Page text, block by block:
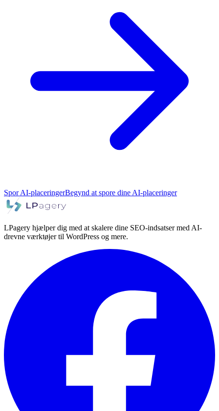
Spor AI-placeringerBegynd at spore dine AI-placeringer
LPagery hjælper dig med at skalere dine SEO-indsatser med AI-
drevne værktøjer til WordPress og mere.